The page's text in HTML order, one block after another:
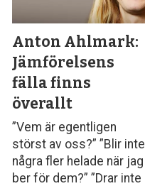
Anton Ahlmark:
Jämförelsens
fälla finns
överallt
”Vem är egentligen
störst av oss?” ”Blir inte
några fler helade när jag
ber för dem?” ”Drar inte